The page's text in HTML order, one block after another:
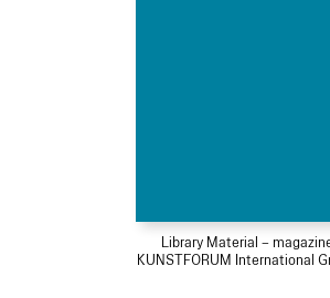
Library Material –
KUNSTFORUM International